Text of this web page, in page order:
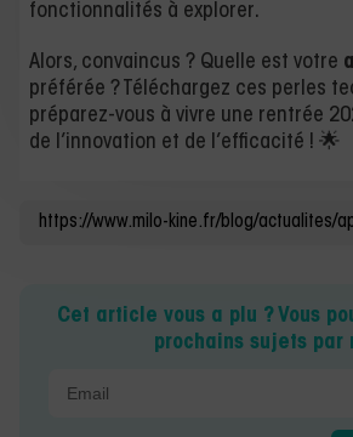
fonctionnalités à explorer.
Alors, convaincus ? Quelle est votre
préférée ? Téléchargez ces perles
préparez-vous à vivre une rentrée
de l’innovation et de l’efficacité ! 🌟
Cet article vous a plu ? Vous
prochains sujets par